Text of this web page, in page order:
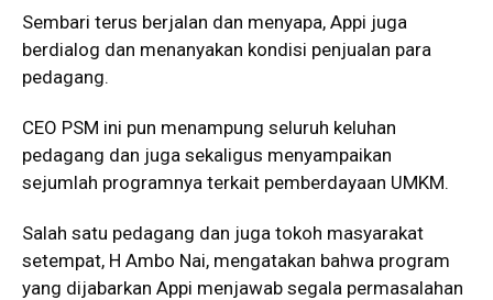
Sembari terus berjalan dan menyapa, Appi juga
berdialog dan menanyakan kondisi penjualan para
pedagang.
CEO PSM ini pun menampung seluruh keluhan
pedagang dan juga sekaligus menyampaikan
sejumlah programnya terkait pemberdayaan UMKM.
Salah satu pedagang dan juga tokoh masyarakat
setempat, H Ambo Nai, mengatakan bahwa program
yang dijabarkan Appi menjawab segala permasalahan